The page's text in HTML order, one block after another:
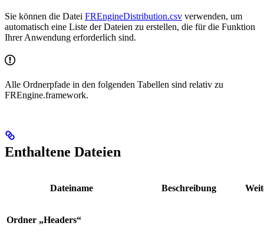
Sie können die Datei FREngineDistribution.csv verwenden, um
automatisch eine Liste der Dateien zu erstellen, die für die Funktion
Ihrer Anwendung erforderlich sind.
Alle Ordnerpfade in den folgenden Tabellen sind relativ zu
FREngine.framework.
Enthaltene Dateien
Dateiname Beschreibung
Ordner „Headers“